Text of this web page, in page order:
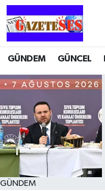
GÜNDEM GÜNCEL
GÜNDEM